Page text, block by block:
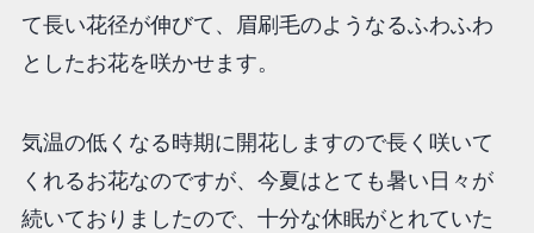
て長い花径が伸びて、眉刷毛のようなるふわふわ
としたお花を咲かせます。
気温の低くなる時期に開花しますので長く咲いて
くれるお花なのですが、今夏はとても暑い日々が
続いておりましたので、十分な休眠がとれていた